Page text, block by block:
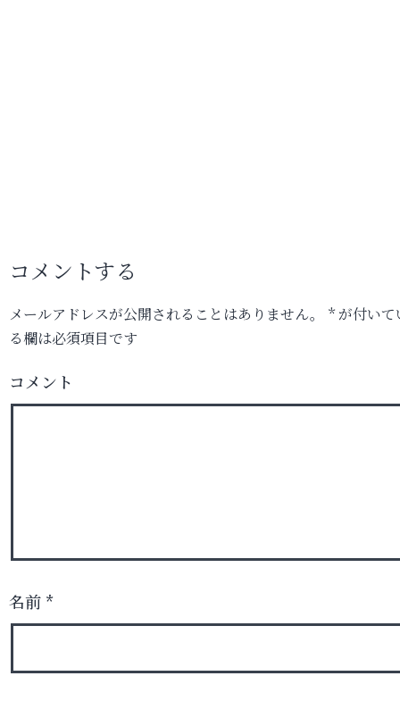
コメントする
メールアドレスが公開されることはありません。 *が付いて
る欄は必須項目です
コメント
名前 *